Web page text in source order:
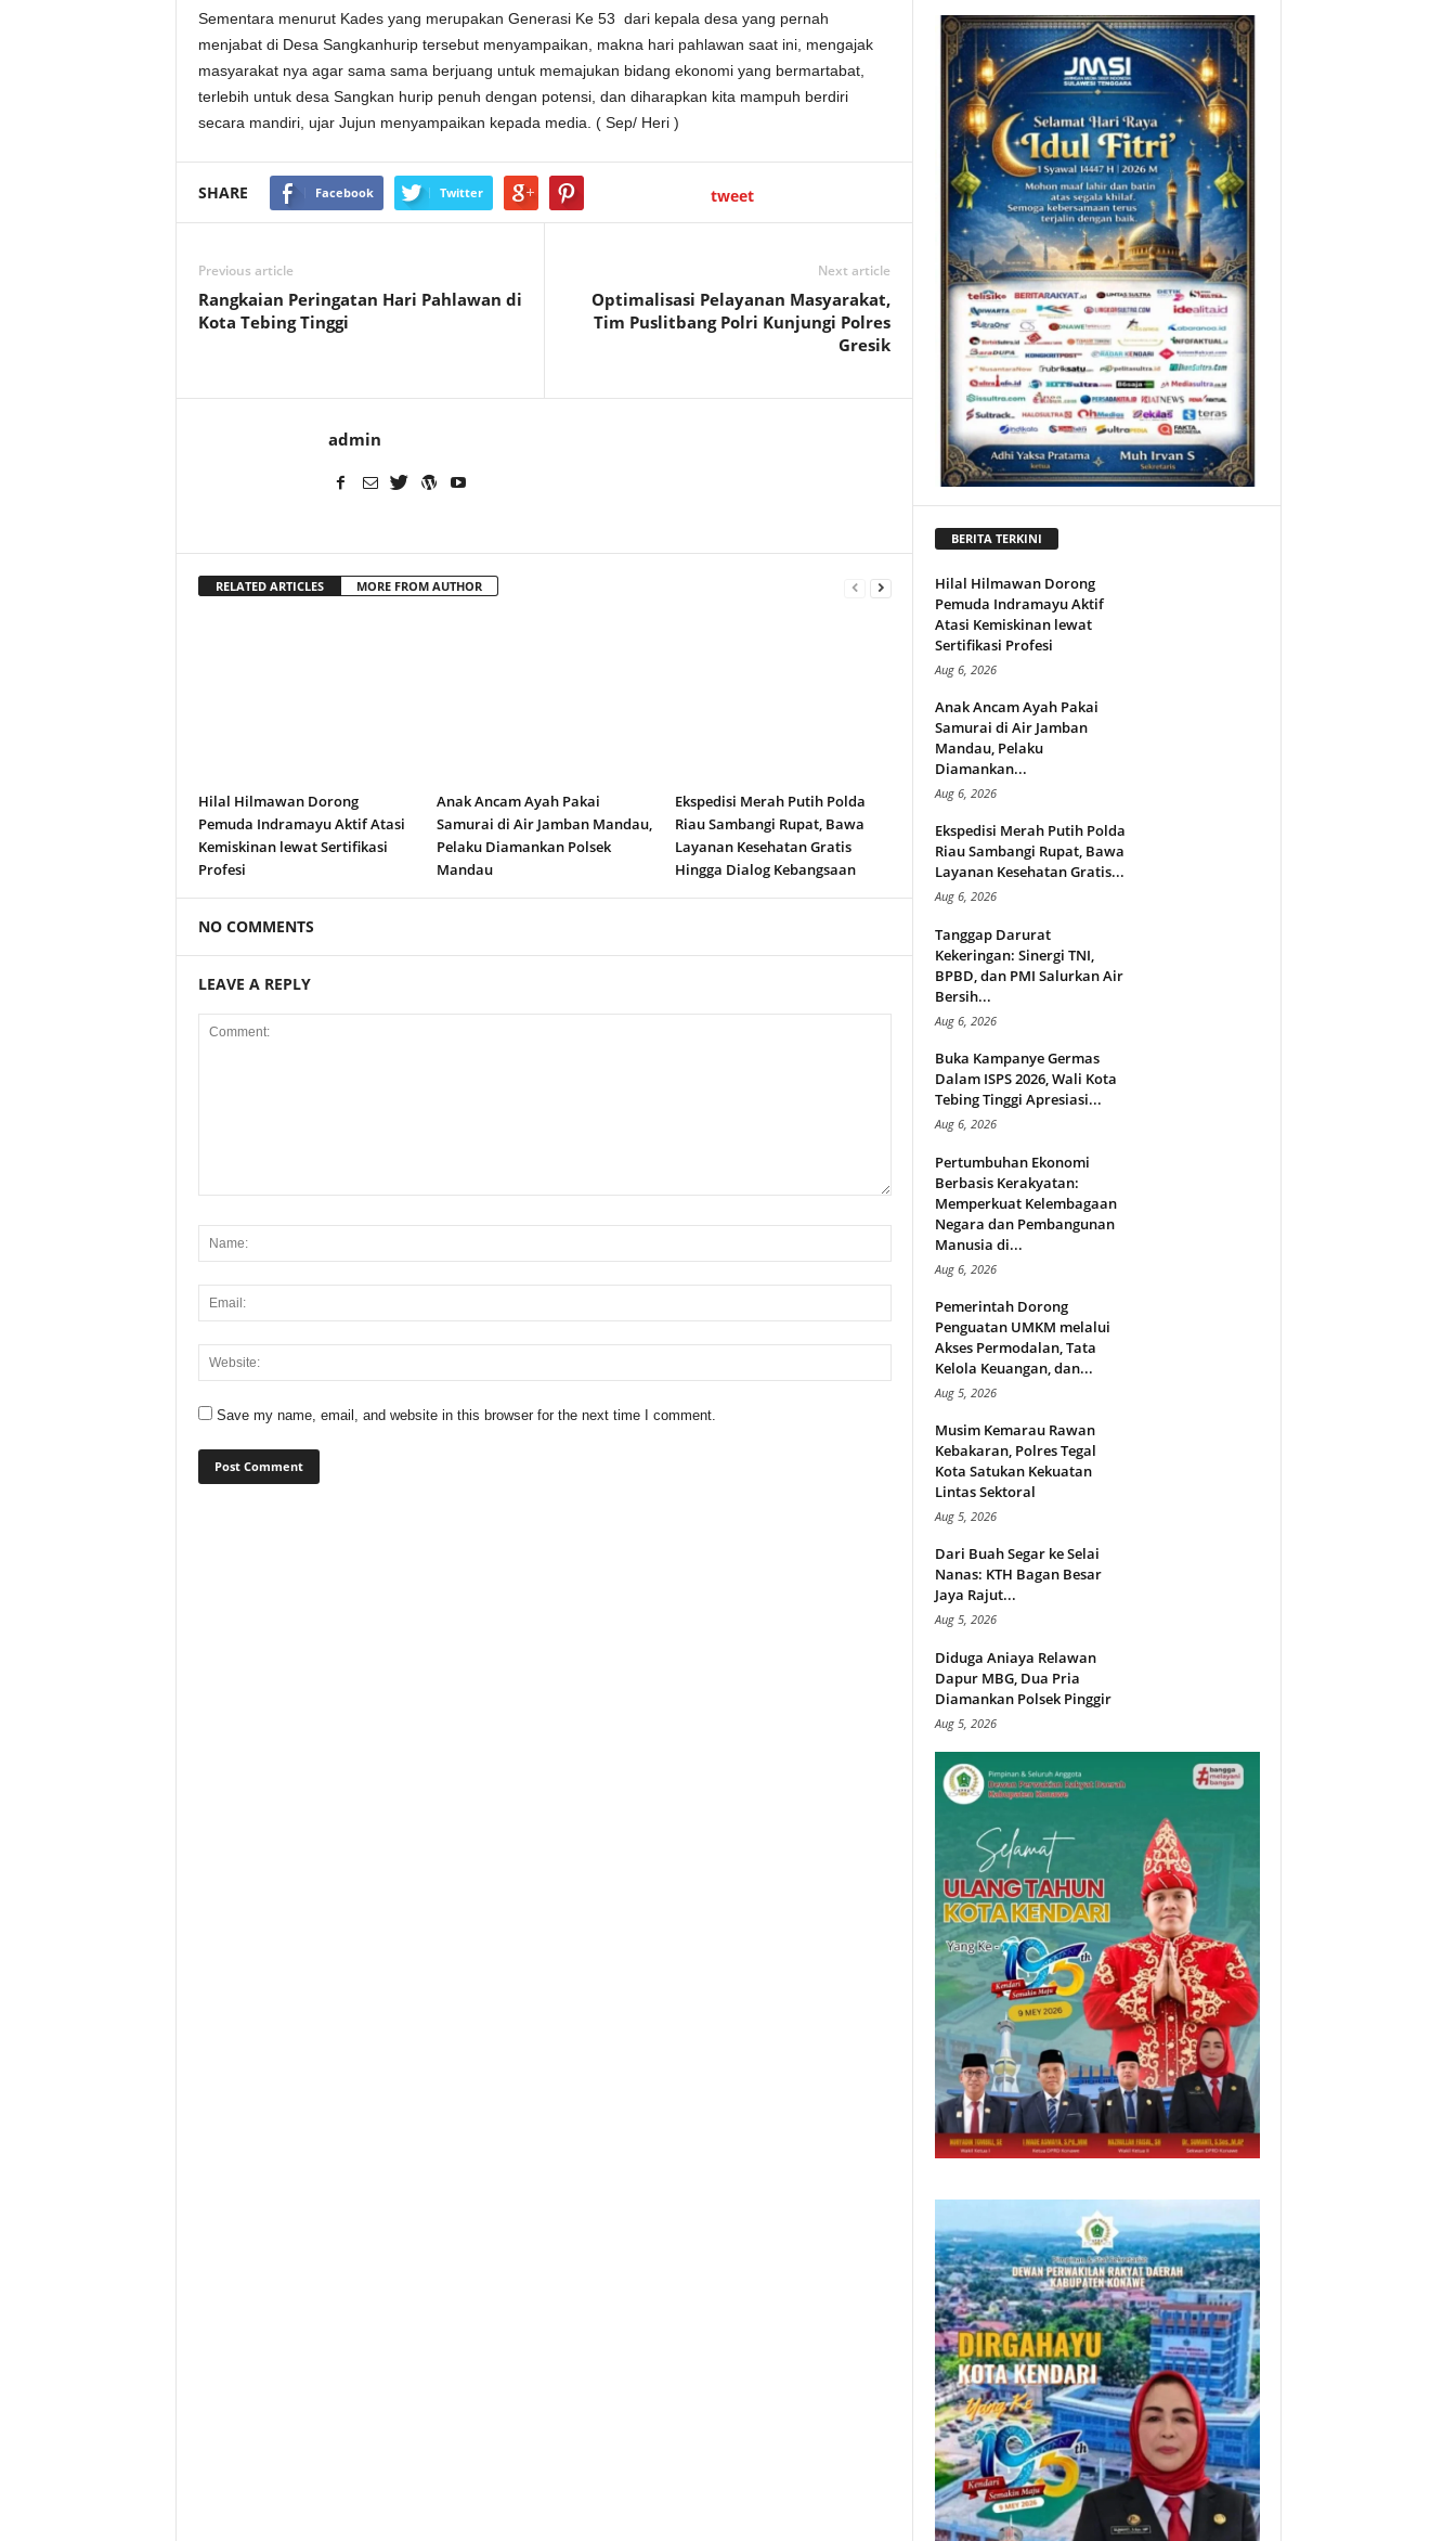
Sementara menurut Kades yang merupakan Generasi Ke 53 dari kepala desa yang pernah
menjabat di Desa Sangkanhurip tersebut menyampaikan, makna hari pahlawan saat ini, mengajak
masyarakat nya agar sama sama berjuang untuk memajukan bidang ekonomi yang bermartabat,
terlebih untuk desa Sangkan hurip penuh dengan potensi, dan diharapkan kita mampuh berdiri
secara mandiri, ujar Jujun menyampaikan kepada media. ( Sep/ Heri )
SHARE Facebook Twitter tweet
Previous article
Rangkaian Peringatan Hari Pahlawan di
Kota Tebing Tinggi
Next article
Optimalisasi Pelayanan Masyarakat,
Tim Puslitbang Polri Kunjungi Polres
Gresik
admin
RELATED ARTICLES MORE FROM AUTHOR
Hilal Hilmawan Dorong
Pemuda Indramayu Aktif Atasi
Kemiskinan lewat Sertifikasi
Profesi
Anak Ancam Ayah Pakai
Samurai di Air Jamban Mandau,
Pelaku Diamankan Polsek
Mandau
Ekspedisi Merah Putih Polda
Riau Sambangi Rupat, Bawa
Layanan Kesehatan Gratis
Hingga Dialog Kebangsaan
NO COMMENTS
LEAVE A REPLY
Save my name, email, and website in this browser for the next time I comment.
BERITA TERKINI
Hilal Hilmawan Dorong
Pemuda Indramayu Aktif
Atasi Kemiskinan lewat
Sertifikasi Profesi
Aug 6, 2026
Anak Ancam Ayah Pakai
Samurai di Air Jamban
Mandau, Pelaku
Diamankan...
Aug 6, 2026
Ekspedisi Merah Putih Polda
Riau Sambangi Rupat, Bawa
Layanan Kesehatan Gratis...
Aug 6, 2026
Tanggap Darurat
Kekeringan: Sinergi TNI,
BPBD, dan PMI Salurkan Air
Bersih...
Aug 6, 2026
Buka Kampanye Germas
Dalam ISPS 2026, Wali Kota
Tebing Tinggi Apresiasi...
Aug 6, 2026
Pertumbuhan Ekonomi
Berbasis Kerakyatan:
Memperkuat Kelembagaan
Negara dan Pembangunan
Manusia di...
Aug 6, 2026
Pemerintah Dorong
Penguatan UMKM melalui
Akses Permodalan, Tata
Kelola Keuangan, dan...
Aug 5, 2026
Musim Kemarau Rawan
Kebakaran, Polres Tegal
Kota Satukan Kekuatan
Lintas Sektoral
Aug 5, 2026
Dari Buah Segar ke Selai
Nanas: KTH Bagan Besar
Jaya Rajut...
Aug 5, 2026
Diduga Aniaya Relawan
Dapur MBG, Dua Pria
Diamankan Polsek Pinggir
Aug 5, 2026